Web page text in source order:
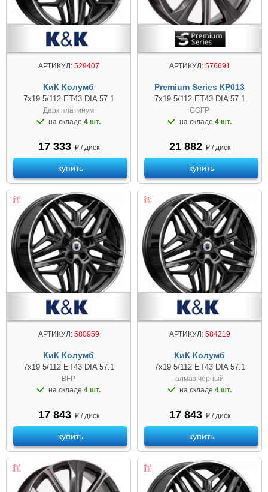
АРТИКУЛ:529407
КиК Колумб
7x19 5/112 ET43 DIA 57.1
Дарк платинум
на складе 4 шт.
17 333 ₽ / диск
купить
АРТИКУЛ:576691
Premium Series КР013
7x19 5/112 ET43 DIA 57.1
GGFP
на складе 4 шт.
21 882 ₽ / диск
купить
АРТИКУЛ:580959
КиК Колумб
7x19 5/112 ET43 DIA 57.1
BFP
на складе 4 шт.
17 843 ₽ / диск
купить
АРТИКУЛ:584219
КиК Колумб
7x19 5/112 ET43 DIA 57.1
алмаз чeрный
на складе 4 шт.
17 843 ₽ / диск
купить